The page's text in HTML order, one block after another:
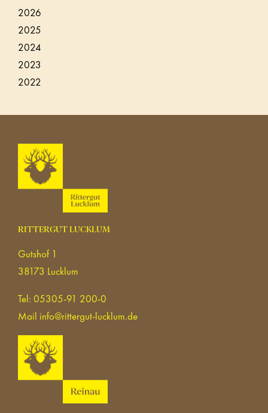
2026
2025
2024
2023
2022
RITTERGUT LUCKLUM
Gutshof 1
38173 Lucklum
Tel: 05305-91 200-0
Mail info@rittergut-lucklum.de